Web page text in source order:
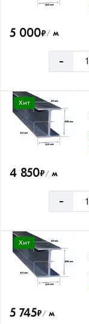
5 000₽/ м
-
Хит
4 850₽/ м
-
Хит
5 745₽/ м